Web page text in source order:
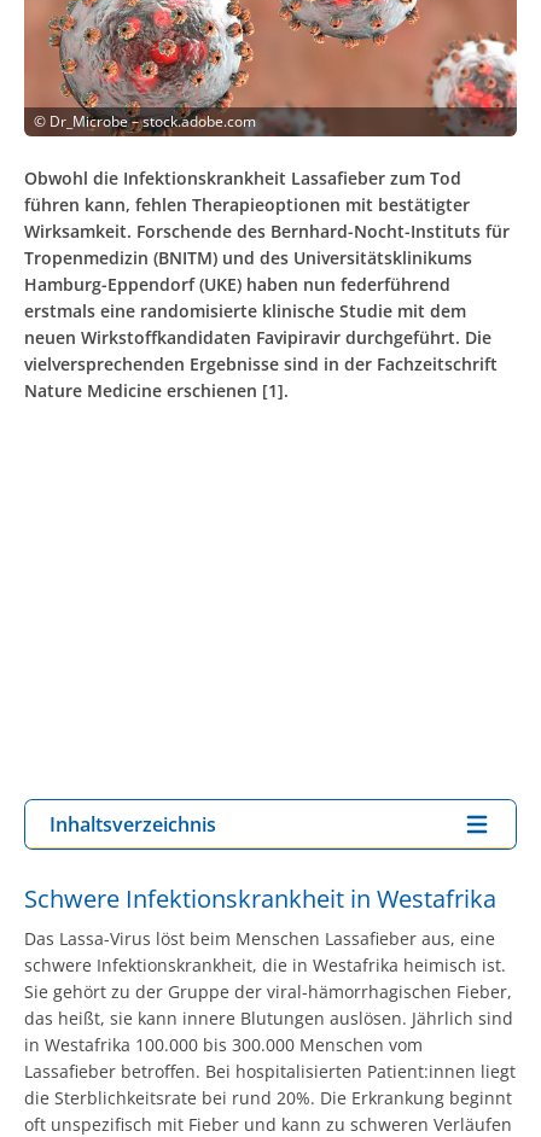
© Dr_Microbe – stock.adobe.com
Obwohl die Infektionskrankheit Lassafieber zum Tod
führen kann, fehlen Therapieoptionen mit bestätigter
Wirksamkeit. Forschende des Bernhard-Nocht-Instituts für
Tropenmedizin (BNITM) und des Universitätsklinikums
Hamburg-Eppendorf (UKE) haben nun federführend
erstmals eine randomisierte klinische Studie mit dem
neuen Wirkstoffkandidaten Favipiravir durchgeführt. Die
vielversprechenden Ergebnisse sind in der Fachzeitschrift
Nature Medicine erschienen [1].
Inhaltsverzeichnis
Schwere Infektionskrankheit in Westafrika
Das Lassa-Virus löst beim Menschen Lassafieber aus, eine
schwere Infektionskrankheit, die in Westafrika heimisch ist.
Sie gehört zu der Gruppe der viral-hämorrhagischen Fieber,
das heißt, sie kann innere Blutungen auslösen. Jährlich sind
in Westafrika 100.000 bis 300.000 Menschen vom
Lassafieber betroffen. Bei hospitalisierten Patient:innen liegt
die Sterblichkeitsrate bei rund 20%. Die Erkrankung beginnt
oft unspezifisch mit Fieber und kann zu schweren Verläufen